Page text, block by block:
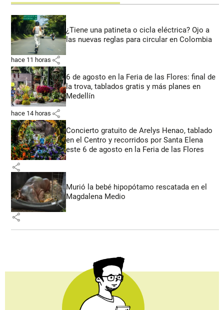
¿Tiene una patineta o cicla eléctrica? Ojo a
las nuevas reglas para circular en Colombia
hace 11 horas share
6 de agosto en la Feria de las Flores: final de
la trova, tablados gratis y más planes en
Medellín
hace 14 horas share
Concierto gratuito de Arelys Henao, tablado
en el Centro y recorridos por Santa Elena
este 6 de agosto en la Feria de las Flores
share
Murió la bebé hipopótamo rescatada en el
Magdalena Medio
share